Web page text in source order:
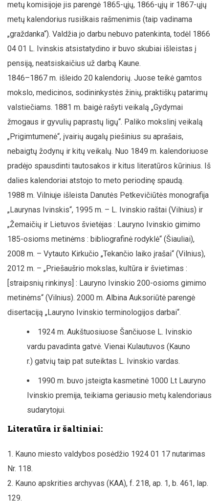
metų komisijoje jis parengė 1865-ųjų, 1866-ųjų ir 1867-ųjų
metų kalendorius rusiškais rašmenimis (taip vadinama
„graždanka“). Valdžia jo darbu nebuvo patenkinta, todėl 1866
04 01 L. Ivinskis atsistatydino ir buvo skubiai išleistas į
pensiją, neatsiskaičius už darbą Kaune.
1846–1867 m. išleido 20 kalendorių. Juose teikė gamtos
mokslo, medicinos, sodininkystės žinių, praktiškų patarimų
valstiečiams. 1881 m. baigė rašyti veikalą „Gydymai
žmogaus ir gyvulių paprastų ligų“. Paliko mokslinį veikalą
„Prigimtumenė“, įvairių augalų piešinius su aprašais,
nebaigtų žodynų ir kitų veikalų. Nuo 1849 m. kalendoriuose
pradėjo spausdinti tautosakos ir kitus literatūros kūrinius. Iš
dalies kalendoriai atstojo to meto periodinę spaudą.
1988 m. Vilniuje išleista Danutės Petkevičiūtės monografija
„Laurynas Ivinskis“, 1995 m. – L. Ivinskio raštai (Vilnius) ir
„Žemaičių ir Lietuvos švietėjas : Lauryno Ivinskio gimimo
185-osioms metinėms : bibliografinė rodyklė“ (Šiauliai),
2008 m. – Vytauto Kirkučio „Tekančio laiko įrašai“ (Vilnius),
2012 m. – „Priešaušrio mokslas, kultūra ir švietimas :
[straipsnių rinkinys] : Lauryno Ivinskio 200-osioms gimimo
metinėms“ (Vilnius). 2000 m. Albina Auksoriūtė parengė
disertaciją „Lauryno Ivinskio terminologijos darbai“.
1924 m. Aukštuosiuose Šančiuose L. Ivinskio
vardu pavadinta gatvė. Vienai Kulautuvos (Kauno
r.) gatvių taip pat suteiktas L. Ivinskio vardas.
1990 m. buvo įsteigta kasmetinė 1000 Lt Lauryno
Ivinskio premija, teikiama geriausio metų kalendoriaus
sudarytojui.
Literatūra ir šaltiniai:
Kauno miesto valdybos posėdžio 1924 01 17 nutarimas
Nr. 118.
Kauno apskrities archyvas (KAA), f. 218, ap. 1, b. 461, lap.
129.